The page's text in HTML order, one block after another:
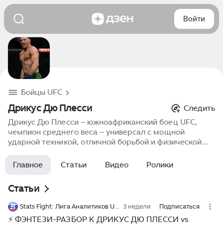
Войти
Бойцы UFC
Дрикус Дю Плесси
Следить
Дрикус Дю Плесси – южноафриканский боец UFC,
чемпион среднего веса – универсал с мощной
ударной техникой, отличной борьбой и физической
стойкостью и умением завершать бои досрочно –
показывает высокую эффективность как в стойке, так
навыками.
Главное Статьи Видео Ролики
Статьи
Stats Fight: Лига Аналитиков UFC и ММА 3 недели Подписаться
⚡️ ФЭНТЕЗИ-РАЗБОР К ДРИКУС ДЮ ПЛЕССИ vs